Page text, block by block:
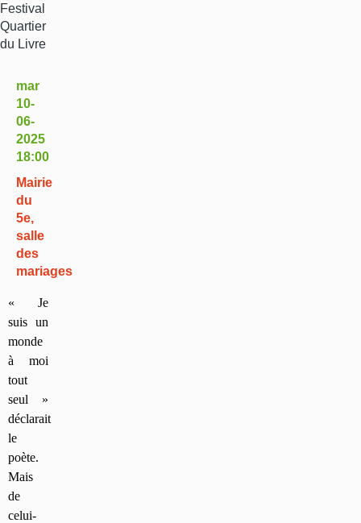
mar
10-
06-
2025
18:00
Mairie
du
5e,
salle
des
mariages
« Je
suis un
monde
à moi
tout
seul »
déclarait
le
poète.
Mais
de
celui-